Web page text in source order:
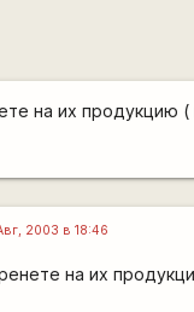
на их продукцию (
2003 в 18:46
на их